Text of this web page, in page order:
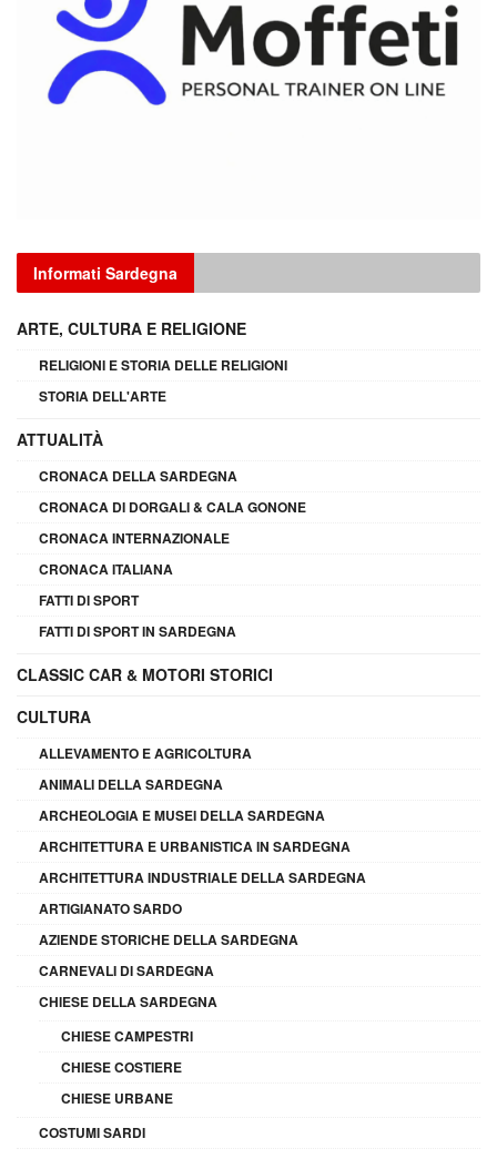
Informati Sardegna
ARTE, CULTURA E RELIGIONE
RELIGIONI E STORIA DELLE RELIGIONI
STORIA DELL'ARTE
ATTUALITÀ
CRONACA DELLA SARDEGNA
CRONACA DI DORGALI & CALA GONONE
CRONACA INTERNAZIONALE
CRONACA ITALIANA
FATTI DI SPORT
FATTI DI SPORT IN SARDEGNA
CLASSIC CAR & MOTORI STORICI
CULTURA
ALLEVAMENTO E AGRICOLTURA
ANIMALI DELLA SARDEGNA
ARCHEOLOGIA E MUSEI DELLA SARDEGNA
ARCHITETTURA E URBANISTICA IN SARDEGNA
ARCHITETTURA INDUSTRIALE DELLA SARDEGNA
ARTIGIANATO SARDO
AZIENDE STORICHE DELLA SARDEGNA
CARNEVALI DI SARDEGNA
CHIESE DELLA SARDEGNA
CHIESE CAMPESTRI
CHIESE COSTIERE
CHIESE URBANE
COSTUMI SARDI